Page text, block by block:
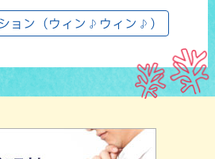
ョン（ウィン♪ウィン♪）